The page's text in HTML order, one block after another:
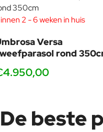
2 - 6 weken in huis
Versa
rond
De beste